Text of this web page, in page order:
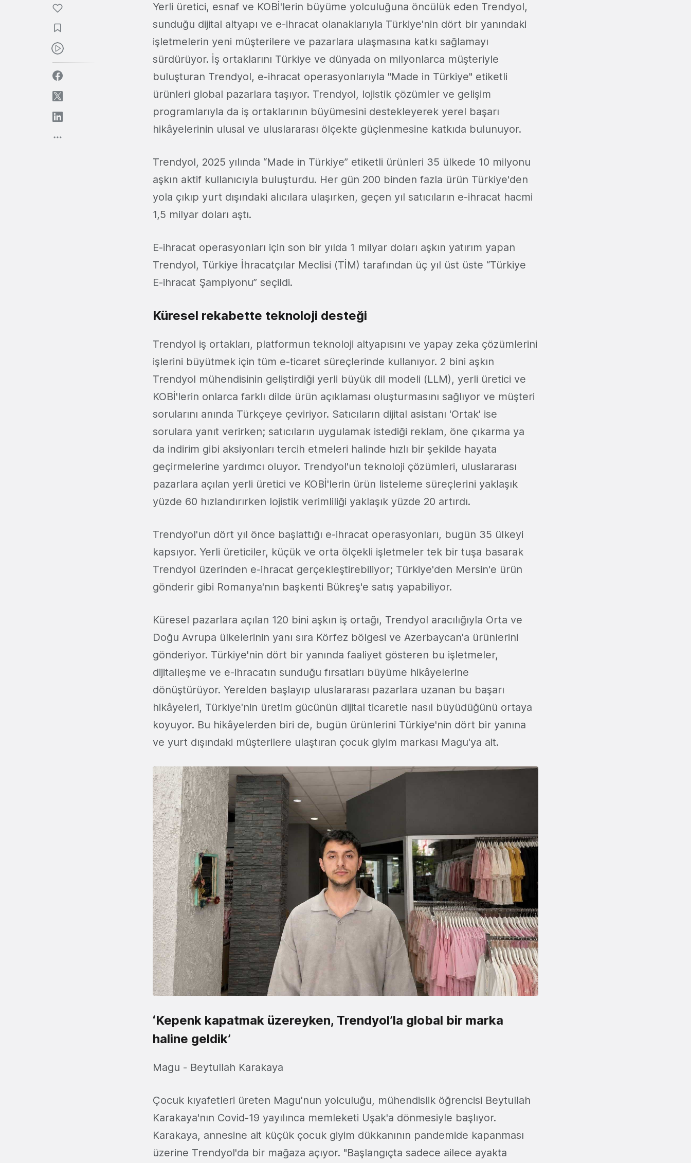
Yerli üretici, esnaf ve KOBİ'lerin büyüme yolculuğuna öncülük eden Trendyol,
sunduğu dijital altyapı ve e-ihracat olanaklarıyla Türkiye'nin dört bir yanındaki
işletmelerin yeni müşterilere ve pazarlara ulaşmasına katkı sağlamayı
sürdürüyor. İş ortaklarını Türkiye ve dünyada on milyonlarca müşteriyle
buluşturan Trendyol, e-ihracat operasyonlarıyla "Made in Türkiye" etiketli
ürünleri global pazarlara taşıyor. Trendyol, lojistik çözümler ve gelişim
programlarıyla da iş ortaklarının büyümesini destekleyerek yerel başarı
hikâyelerinin ulusal ve uluslararası ölçekte güçlenmesine katkıda bulunuyor.
Trendyol, 2025 yılında “Made in Türkiye” etiketli ürünleri 35 ülkede 10 milyonu
aşkın aktif kullanıcıyla buluşturdu. Her gün 200 binden fazla ürün Türkiye'den
yola çıkıp yurt dışındaki alıcılara ulaşırken, geçen yıl satıcıların e-ihracat hacmi
1,5 milyar doları aştı.
E-ihracat operasyonları için son bir yılda 1 milyar doları aşkın yatırım yapan
Trendyol, Türkiye İhracatçılar Meclisi (TİM) tarafından üç yıl üst üste “Türkiye
E-ihracat Şampiyonu” seçildi.
Küresel rekabette teknoloji desteği
Trendyol iş ortakları, platformun teknoloji altyapısını ve yapay zeka çözümlerini
işlerini büyütmek için tüm e-ticaret süreçlerinde kullanıyor. 2 bini aşkın
Trendyol mühendisinin geliştirdiği yerli büyük dil modeli (LLM), yerli üretici ve
KOBİ'lerin onlarca farklı dilde ürün açıklaması oluşturmasını sağlıyor ve müşteri
sorularını anında Türkçeye çeviriyor. Satıcıların dijital asistanı 'Ortak' ise
sorulara yanıt verirken; satıcıların uygulamak istediği reklam, öne çıkarma ya
da indirim gibi aksiyonları tercih etmeleri halinde hızlı bir şekilde hayata
geçirmelerine yardımcı oluyor. Trendyol'un teknoloji çözümleri, uluslararası
pazarlara açılan yerli üretici ve KOBİ'lerin ürün listeleme süreçlerini yaklaşık
yüzde 60 hızlandırırken lojistik verimliliği yaklaşık yüzde 20 artırdı.
Trendyol'un dört yıl önce başlattığı e-ihracat operasyonları, bugün 35 ülkeyi
kapsıyor. Yerli üreticiler, küçük ve orta ölçekli işletmeler tek bir tuşa basarak
Trendyol üzerinden e-ihracat gerçekleştirebiliyor; Türkiye'den Mersin'e ürün
gönderir gibi Romanya'nın başkenti Bükreş'e satış yapabiliyor.
Küresel pazarlara açılan 120 bini aşkın iş ortağı, Trendyol aracılığıyla Orta ve
Doğu Avrupa ülkelerinin yanı sıra Körfez bölgesi ve Azerbaycan'a ürünlerini
gönderiyor. Türkiye'nin dört bir yanında faaliyet gösteren bu işletmeler,
dijitalleşme ve e-ihracatın sunduğu fırsatları büyüme hikâyelerine
dönüştürüyor. Yerelden başlayıp uluslararası pazarlara uzanan bu başarı
hikâyeleri, Türkiye'nin üretim gücünün dijital ticaretle nasıl büyüdüğünü ortaya
koyuyor. Bu hikâyelerden biri de, bugün ürünlerini Türkiye'nin dört bir yanına
ve yurt dışındaki müşterilere ulaştıran çocuk giyim markası Magu'ya ait.
‘Kepenk kapatmak üzereyken, Trendyol’la global bir marka
haline geldik’
Magu - Beytullah Karakaya
Çocuk kıyafetleri üreten Magu'nun yolculuğu, mühendislik öğrencisi Beytullah
Karakaya'nın Covid-19 yayılınca memleketi Uşak'a dönmesiyle başlıyor.
Karakaya, annesine ait küçük çocuk giyim dükkanının pandemide kapanması
üzerine Trendyol'da bir mağaza açıyor. "Başlangıçta sadece ailece ayakta